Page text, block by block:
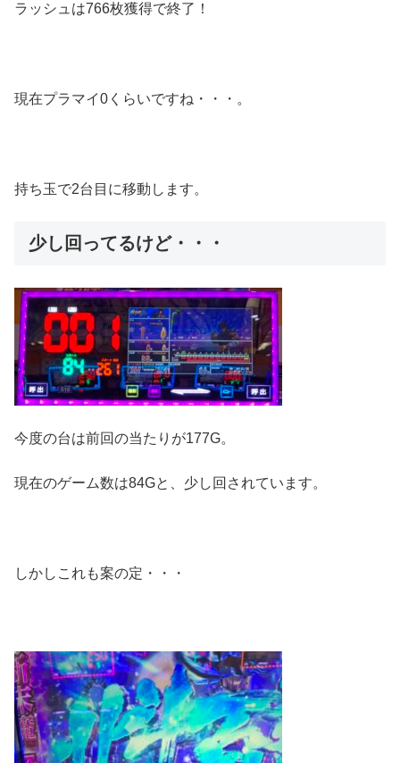
ラッシュは766枚獲得で終了！
現在プラマイ0くらいですね・・・。
持ち玉で2台目に移動します。
少し回ってるけど・・・
今度の台は前回の当たりが177G。
現在のゲーム数は84Gと、少し回されています。
しかしこれも案の定・・・